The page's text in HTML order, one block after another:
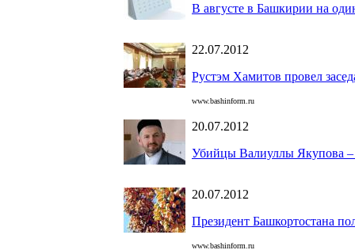
В августе в Башкирии на
22.07.2012
Рустэм Хамитов провел
www.bashinform.ru
20.07.2012
Убийцы Валиуллы Якупова –
20.07.2012
Президент Башкортостана
www.bashinform.ru